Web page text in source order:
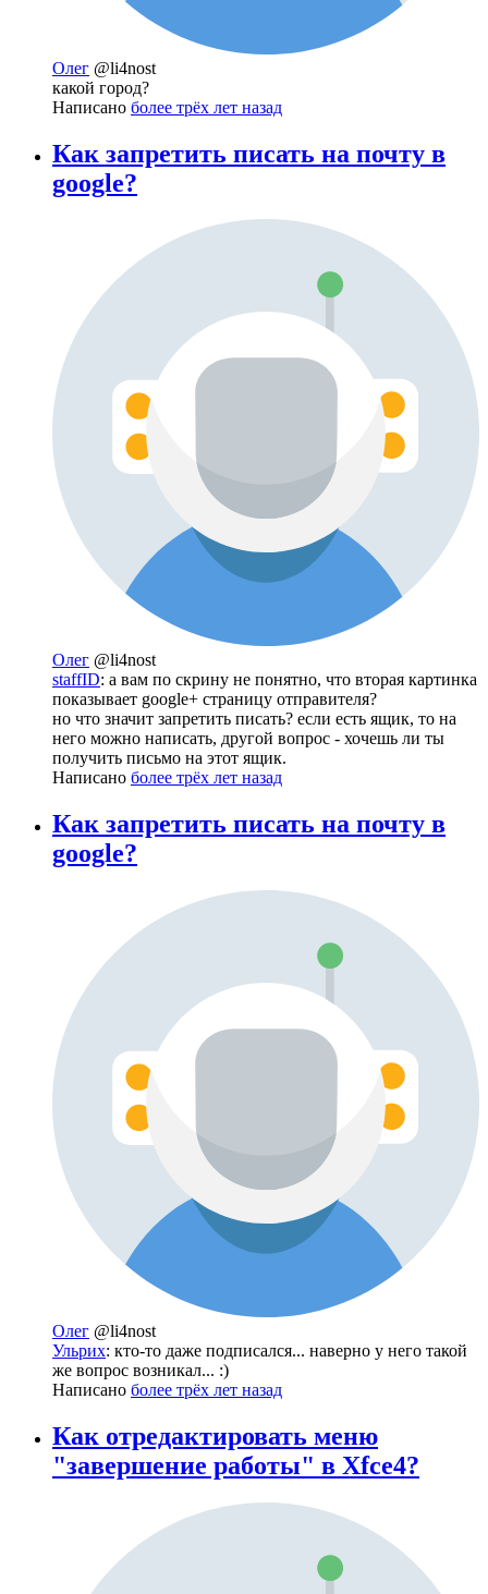
Олег @li4nost
какой город?
Написано более трёх лет назад
Как запретить писать на почту в
google?
Олег @li4nost
staffID: а вам по скрину не понятно, что вторая картинка
показывает google+ страницу отправителя?
но что значит запретить писать? если есть ящик, то на
него можно написать, другой вопрос - хочешь ли ты
получить письмо на этот ящик.
Написано более трёх лет назад
Как запретить писать на почту в
google?
Олег @li4nost
Ульрих: кто-то даже подписался... наверно у него такой
же вопрос возникал... :)
Написано более трёх лет назад
Как отредактировать меню
"завершение работы" в Xfce4?